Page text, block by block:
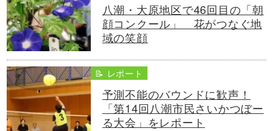
八潮・大原地区で46回目の「朝
顔コンクール」 花がつなぐ地
域の笑顔
📝 レポート
予測不能のバウンドに歓声！
「第14回八潮市民さいかつぼー
る大会」をレポート